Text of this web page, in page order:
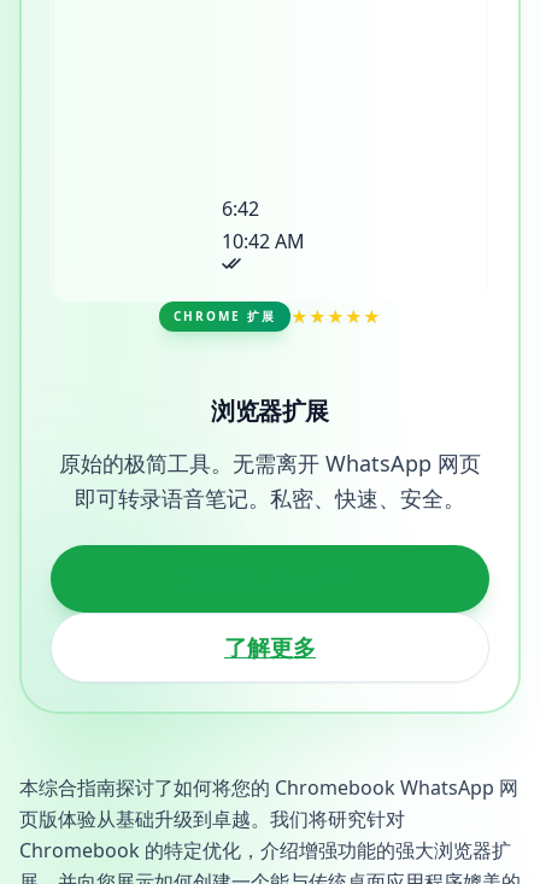
6:42
10:42 AM
CHROME 扩展 ★★★★★
浏览器扩展
原始的极简工具。无需离开 WhatsApp 网页
即可转录语音笔记。私密、快速、安全。
了解更多
本综合指南探讨了如何将您的 Chromebook WhatsApp 网
页版体验从基础升级到卓越。我们将研究针对
Chromebook 的特定优化，介绍增强功能的强大浏览器扩